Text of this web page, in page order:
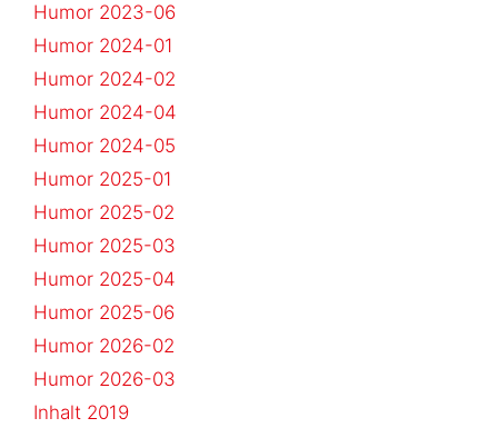
Humor 2023-06
Humor 2024-01
Humor 2024-02
Humor 2024-04
Humor 2024-05
Humor 2025-01
Humor 2025-02
Humor 2025-03
Humor 2025-04
Humor 2025-06
Humor 2026-02
Humor 2026-03
Inhalt 2019